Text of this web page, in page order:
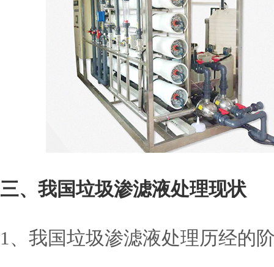
三、我国垃圾渗滤液处理现状
1、我国垃圾渗滤液处理历经的